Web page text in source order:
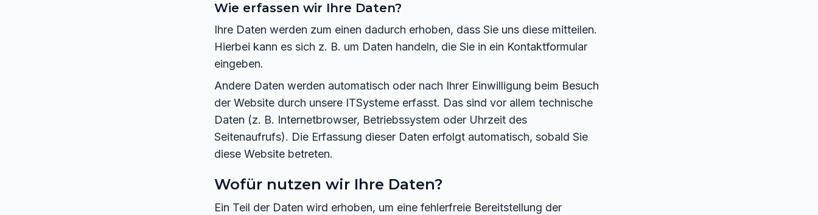
Wie erfassen wir Ihre Daten?
Ihre Daten werden zum einen dadurch erhoben, dass Sie uns diese mitteilen.
Hierbei kann es sich z. B. um Daten handeln, die Sie in ein Kontaktformular
eingeben.
Andere Daten werden automatisch oder nach Ihrer Einwilligung beim Besuch
der Website durch unsere ITSysteme erfasst. Das sind vor allem technische
Daten (z. B. Internetbrowser, Betriebssystem oder Uhrzeit des
Seitenaufrufs). Die Erfassung dieser Daten erfolgt automatisch, sobald Sie
diese Website betreten.
Wofür nutzen wir Ihre Daten?
Ein Teil der Daten wird erhoben, um eine fehlerfreie Bereitstellung der